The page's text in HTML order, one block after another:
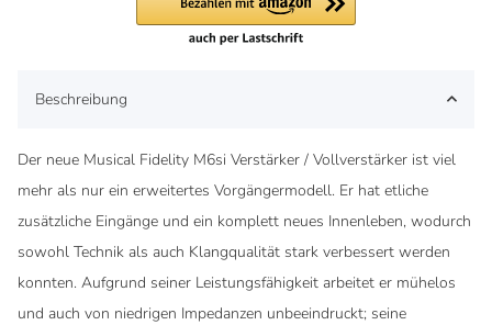
Beschreibung
Der neue Musical Fidelity M6si Verstärker / Vollverstärker ist viel
mehr als nur ein erweitertes Vorgängermodell. Er hat etliche
zusätzliche Eingänge und ein komplett neues Innenleben, wodurch
sowohl Technik als auch Klangqualität stark verbessert werden
konnten. Aufgrund seiner Leistungsfähigkeit arbeitet er mühelos
und auch von niedrigen Impedanzen unbeeindruckt; seine